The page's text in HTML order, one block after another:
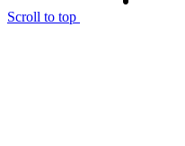
Scroll to top